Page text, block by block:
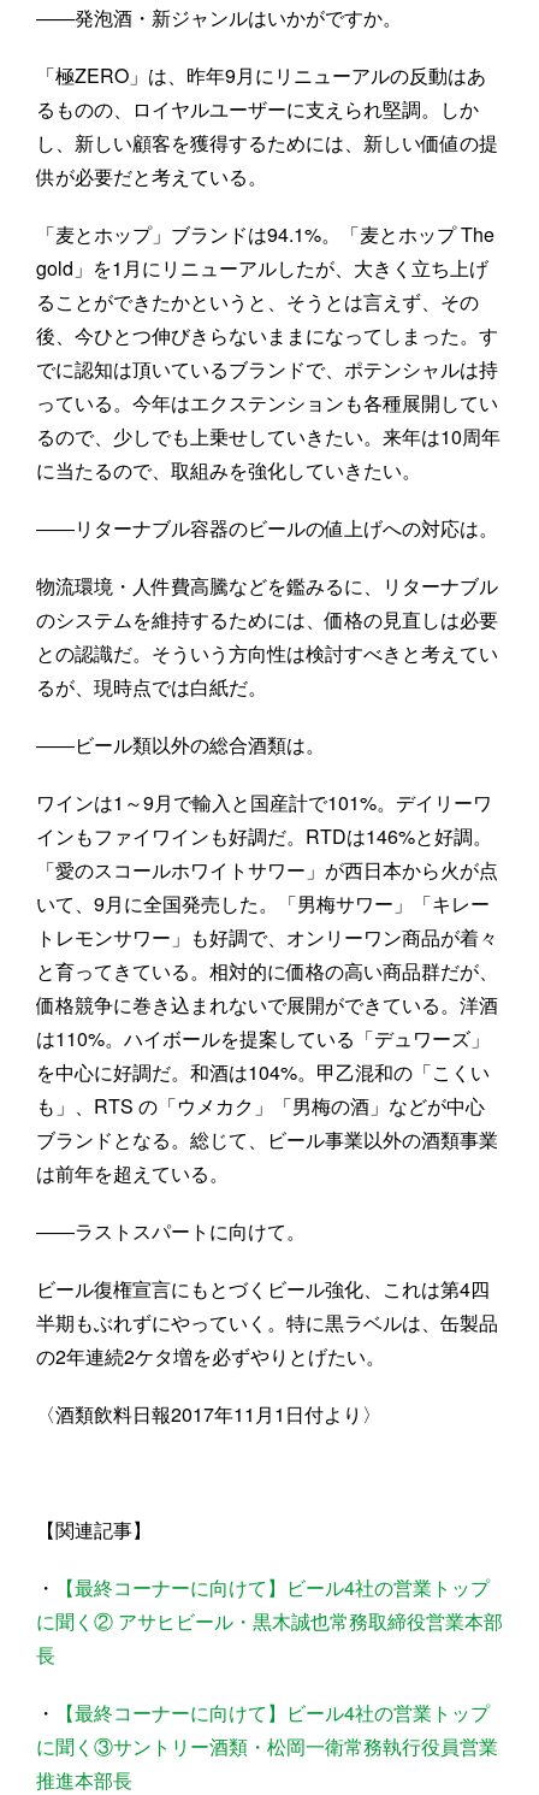
――発泡酒・新ジャンルはいかがですか。
「極ZERO」は、昨年9月にリニューアルの反動はあ
るものの、ロイヤルユーザーに支えられ堅調。しか
し、新しい顧客を獲得するためには、新しい価値の提
供が必要だと考えている。
「麦とホップ」ブランドは94.1%。「麦とホップ The
gold」を1月にリニューアルしたが、大きく立ち上げ
ることができたかというと、そうとは言えず、その
後、今ひとつ伸びきらないままになってしまった。す
でに認知は頂いているブランドで、ポテンシャルは持
っている。今年はエクステンションも各種展開してい
るので、少しでも上乗せしていきたい。来年は10周年
に当たるので、取組みを強化していきたい。
――リターナブル容器のビールの値上げへの対応は。
物流環境・人件費高騰などを鑑みるに、リターナブル
のシステムを維持するためには、価格の見直しは必要
との認識だ。そういう方向性は検討すべきと考えてい
るが、現時点では白紙だ。
――ビール類以外の総合酒類は。
ワインは1～9月で輸入と国産計で101%。デイリーワ
インもファイワインも好調だ。RTDは146%と好調。
「愛のスコールホワイトサワー」が西日本から火が点
いて、9月に全国発売した。「男梅サワー」「キレー
トレモンサワー」も好調で、オンリーワン商品が着々
と育ってきている。相対的に価格の高い商品群だが、
価格競争に巻き込まれないで展開ができている。洋酒
は110%。ハイボールを提案している「デュワーズ」
を中心に好調だ。和酒は104%。甲乙混和の「こくい
も」、RTS の「ウメカク」「男梅の酒」などが中心
ブランドとなる。総じて、ビール事業以外の酒類事業
は前年を超えている。
――ラストスパートに向けて。
ビール復権宣言にもとづくビール強化、これは第4四
半期もぶれずにやっていく。特に黒ラベルは、缶製品
の2年連続2ケタ増を必ずやりとげたい。
〈酒類飲料日報2017年11月1日付より〉
【関連記事】
・
【最終コーナーに向けて】ビール4社の営業トップ
に聞く② アサヒビール・黒木誠也常務取締役営業本部
長
・
【最終コーナーに向けて】ビール4社の営業トップ
に聞く③サントリー酒類・松岡一衛常務執行役員営業
推進本部長